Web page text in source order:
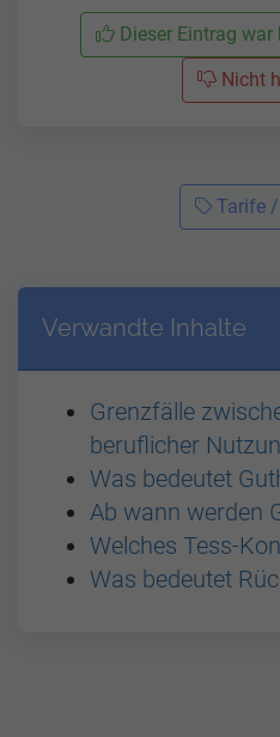
Dieser Eintrag
Nicht
Tarife /
Verwandte Inhalte
Grenzfälle
beruflicher
Was bedeutet
Ab wann werden
Welches Tess-
Was bedeutet